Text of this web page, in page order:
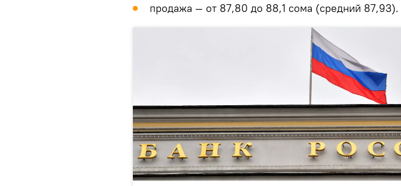
продажа — от 87,80 до 88,1 сома (средний 87,93).